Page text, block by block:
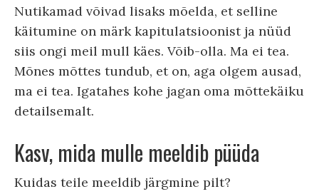
Nutikamad võivad lisaks mõelda, et selline
käitumine on märk kapitulatsioonist ja nüüd
siis ongi meil mull käes. Võib-olla. Ma ei tea.
Mõnes mõttes tundub, et on, aga olgem ausad,
ma ei tea. Igatahes kohe jagan oma mõttekäiku
detailsemalt.
Kasv, mida mulle meeldib püüda
Kuidas teile meeldib järgmine pilt?